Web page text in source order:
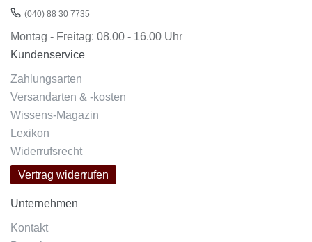
(040) 88 30 7735
Montag - Freitag: 08.00 - 16.00 Uhr
Kundenservice
Zahlungsarten
Versandarten & -kosten
Wissens-Magazin
Lexikon
Widerrufsrecht
Vertrag widerrufen
Unternehmen
Kontakt